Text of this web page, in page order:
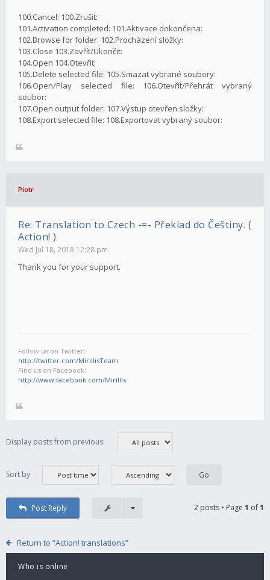
100.Cancel: 100.Zrušit:
101.Activation completed: 101.Aktivace dokončena:
102.Browse for folder: 102.Procházení složky:
103.Close 103.Zavřít/Ukončit:
104.Open 104.Otevřít:
105.Delete selected file: 105.Smazat vybrané soubory:
106.Open/Play selected file: 106.Otevřít/Přehrát vybraný
soubor:
107.Open output folder: 107.Výstup otevřen složky:
108.Export selected file: 108.Exportovat vybraný soubor:
Piotr
Re: Translation to Czech -=- Překlad do Češtiny. (
Action! )
Wed Jul 18, 2018 12:28 pm
Thank you for your support.
Follow us on Twitter:
http://twitter.com/MirillisTeam
Find us on Facebook:
http://www.facebook.com/Mirillis
Display posts from previous:
Sort by
Post Reply 2 posts • Page 1 of1
Return to “Action! translations”
Who is online